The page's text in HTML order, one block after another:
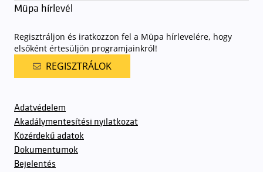
Müpa hírlevél
Regisztráljon és iratkozzon fel a Müpa hírlevelére, hogy
elsőként értesüljön programjainkról!
REGISZTRÁLOK
Adatvédelem
Akadálymentesítési nyilatkozat
Közérdekű adatok
Dokumentumok
Bejelentés